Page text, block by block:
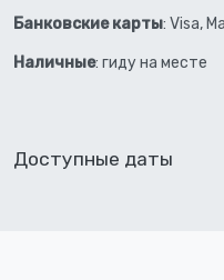
Банковские карты: Visa,
Наличные: гиду на месте
Доступные даты